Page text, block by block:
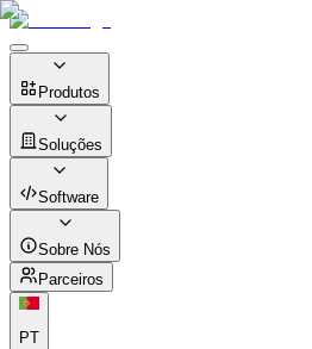
Produtos
Soluções
Software
Sobre Nós
Parceiros
PT